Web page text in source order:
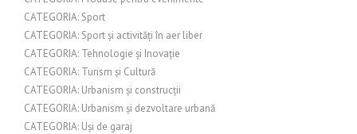
CATEGORIA: Sport
CATEGORIA: Sport și activități în aer liber
CATEGORIA: Tehnologie și Inovație
CATEGORIA: Turism și Cultură
CATEGORIA: Urbanism și construcții
CATEGORIA: Urbanism și dezvoltare urbană
CATEGORIA: Uși de garaj